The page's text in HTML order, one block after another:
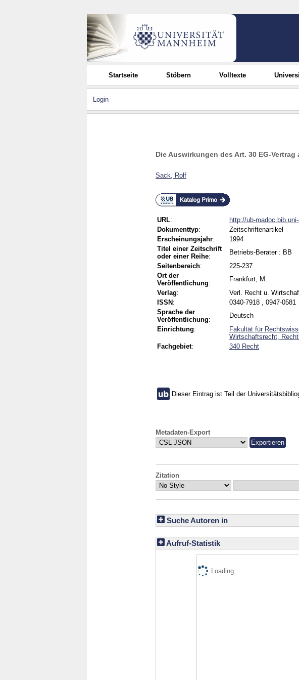
Startseite Stöbern Volltexte
Login
Die Auswirkungen des Art. 30 EG-
Sack, Rolf
URL:
http://ub-
Dokumenttyp:
Zeitschriftenartikel
Erscheinungsjahr:
1994
Titel einer Zeitschrift
oder einer Reihe:
Betriebs-Berater : BB
Seitenbereich:
225-237
Ort der
Veröffentlichung:
Frankfurt, M.
Verlag:
Verl. Recht u.
ISSN :
0340-7918 , 0947-0581
Sprache der
Veröffentlichung:
Deutsch
Einrichtung:
Fakultät für
Wirtschaftsrecht,
Fachgebiet: 340 Recht
Dieser Eintrag ist Teil der
Metadaten-Export
Zitation
Suche Autoren in
Aufruf-Statistik
Loading...